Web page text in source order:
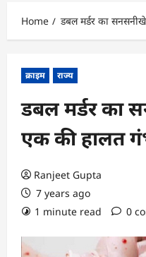
Home डबल मर्डर का
क्राइम राज्य
डबल मर्डर का
एक की हालत
Ranjeet Gupta
7 years ago
1 minute read
0